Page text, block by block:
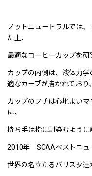
ノットニュートラルでは
た上、
最適なコーヒーカップを研
カップの内側は、液体力
適なカーブが描かれており、
カップのフチは心地よい
に、
持ち手は指に馴染むように
2010年 SCAAベストニュ
世界の名立たるバリスタ達